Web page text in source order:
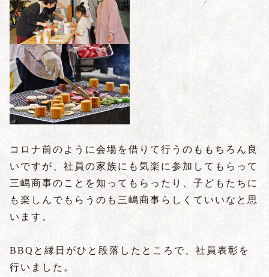
コロナ前のように会場を借りて行うのももちろん良
いですが、社員の家族にも気楽に参加してもらって
三嶋商事のことを知ってもらったり、子どもたちに
も楽しんでもらうのも三嶋商事らしくていいなと思
います。
BBQと縁日がひと段落したところで、社員表彰を
行いました。